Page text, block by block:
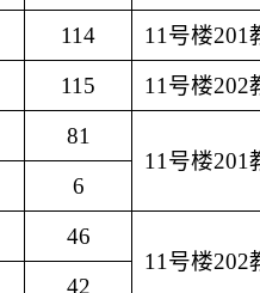
114
11号楼201
115
11号楼202
81
11号楼201
6
46
11号楼202
42